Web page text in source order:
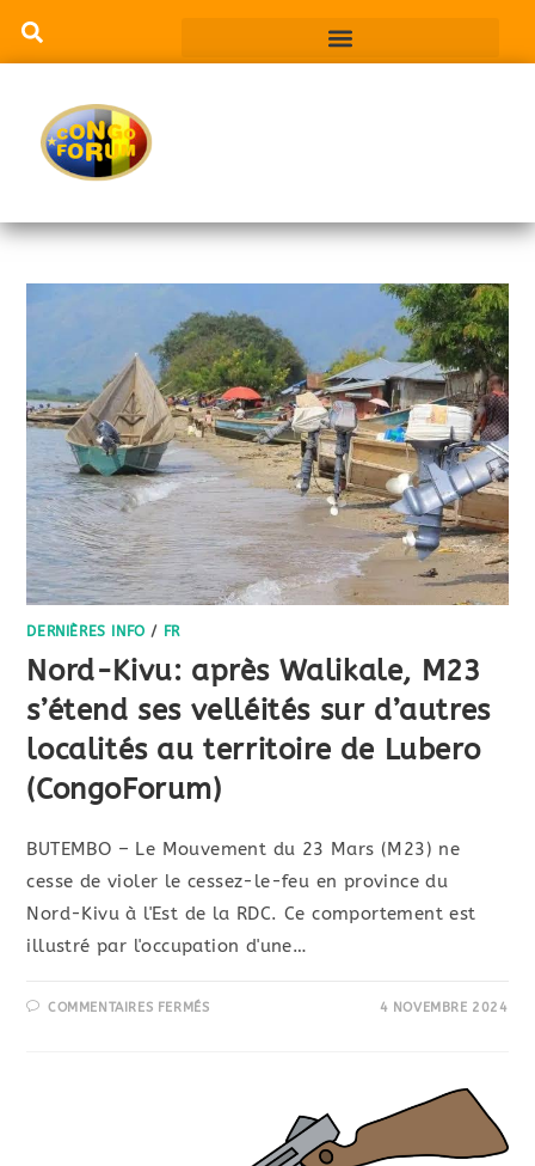
DERNIÈRES INFO / FR
Nord-Kivu: après Walikale, M23
s’étend ses velléités sur d’autres
localités au territoire de Lubero
(CongoForum)
BUTEMBO – Le Mouvement du 23 Mars (M23) ne
cesse de violer le cessez-le-feu en province du
Nord-Kivu à l'Est de la RDC. Ce comportement est
illustré par l'occupation d'une…
COMMENTAIRES FERMÉS 4 NOVEMBRE 2024